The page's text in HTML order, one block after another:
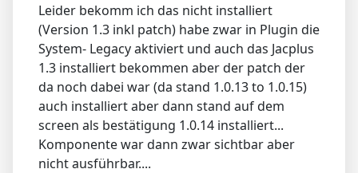
Leider bekomm ich das nicht installiert
(Version 1.3 inkl patch) habe zwar in Plugin die
System- Legacy aktiviert und auch das Jacplus
1.3 installiert bekommen aber der patch der
da noch dabei war (da stand 1.0.13 to 1.0.15)
auch installiert aber dann stand auf dem
screen als bestätigung 1.0.14 installiert...
Komponente war dann zwar sichtbar aber
nicht ausführbar....